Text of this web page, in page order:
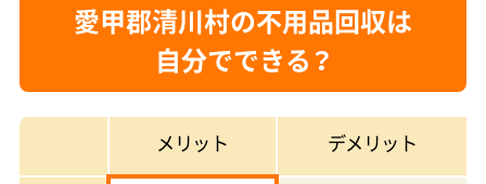
愛甲郡清川村の不用品回収は
自分でできる？
メリット デメリット